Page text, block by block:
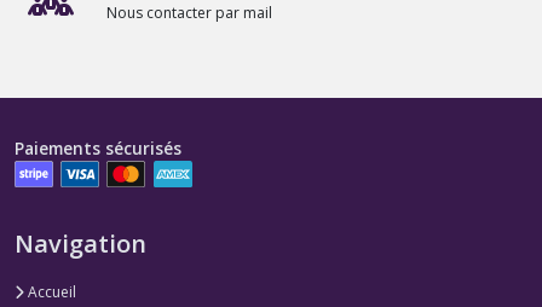
Nous contacter par mail
Paiements sécurisés
Navigation
Accueil